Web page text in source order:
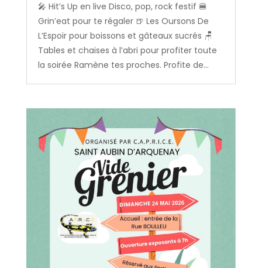
🎤 Hit’s Up en live Disco, pop, rock festif 🍔
Grin’eat pour te régaler 🍺 Les Oursons De
L’Espoir pour boissons et gâteaux sucrés 🪑
Tables et chaises à l’abri pour profiter toute
la soirée Ramène tes proches. Profite de...